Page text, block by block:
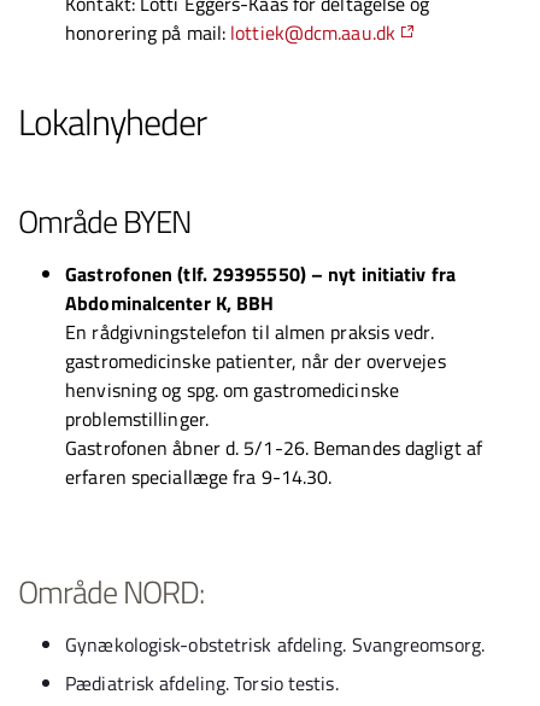
honorering på mail: lottiek@dcm.aau.dk
Lokalnyheder
Område BYEN
Gastrofonen (tlf. 29395550) – nyt initiativ fra
Abdominalcenter K, BBH
En rådgivningstelefon til almen praksis vedr.
gastromedicinske patienter, når der overvejes
henvisning og spg. om gastromedicinske
problemstillinger.
Gastrofonen åbner d. 5/1-26. Bemandes dagligt af
erfaren speciallæge fra 9-14.30.
Område NORD:
Gynækologisk-obstetrisk afdeling. Svangreomsorg.
Pædiatrisk afdeling. Torsio testis.